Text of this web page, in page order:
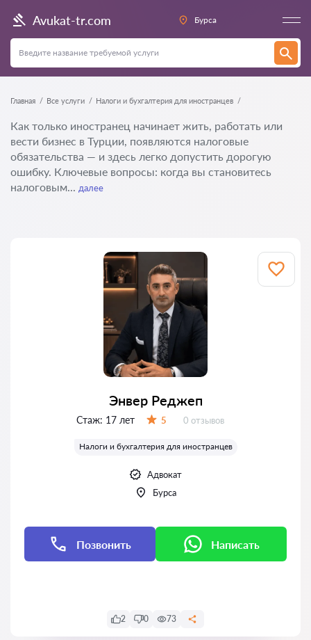
Avukat-tr.com Бурса
Главная Все услуги Налоги и бухгалтерия для иностранцев
Как только иностранец начинает жить, работать или
вести бизнес в Турции, появляются налоговые
обязательства — и здесь легко допустить дорогую
ошибку. Ключевые вопросы: когда вы становитесь
налоговым... далее
Энвер Реджеп
Стаж: 17 лет 5 Отзывов:
0 отзывов
Налоги и бухгалтерия для иностранцев
Адвокат
Бурса
Позвонить Написать
2 0 73